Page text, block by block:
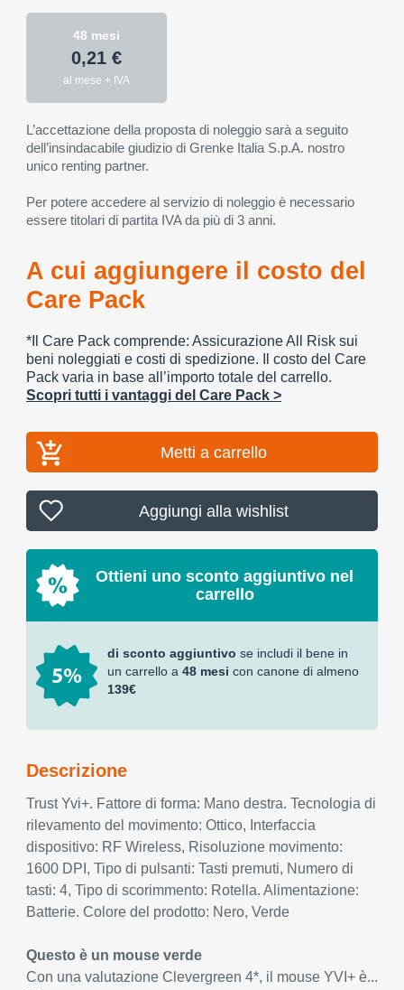
48 mesi
0,21 €
al mese + IVA
L’accettazione della proposta di noleggio sarà a seguito
dell’insindacabile giudizio di Grenke Italia S.p.A. nostro
unico renting partner.
Per potere accedere al servizio di noleggio è necessario
essere titolari di partita IVA da più di 3 anni.
A cui aggiungere il costo del
Care Pack
*Il Care Pack comprende: Assicurazione All Risk sui
beni noleggiati e costi di spedizione. Il costo del Care
Pack varia in base all’importo totale del carrello.
Scopri tutti i vantaggi del Care Pack >
Metti a carrello
Aggiungi alla wishlist
Ottieni uno sconto aggiuntivo nel
carrello
di sconto aggiuntivo se includi il bene in
un carrello a 48 mesi con canone di almeno
139€
Descrizione
Trust Yvi+. Fattore di forma: Mano destra. Tecnologia di
rilevamento del movimento: Ottico, Interfaccia
dispositivo: RF Wireless, Risoluzione movimento:
1600 DPI, Tipo di pulsanti: Tasti premuti, Numero di
tasti: 4, Tipo di scorimmento: Rotella. Alimentazione:
Batterie. Colore del prodotto: Nero, Verde
Questo è un mouse verde
Con una valutazione Clevergreen 4*, il mouse YVI+ è...